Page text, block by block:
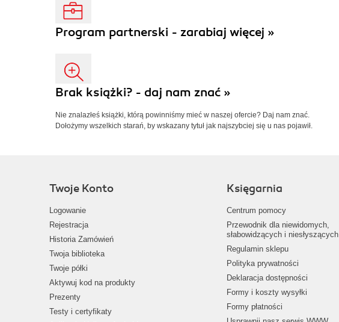
Program partnerski - zarabiaj więcej »
Brak książki? - daj nam znać »
Nie znalazłeś książki, którą powinniśmy mieć w naszej ofercie? Daj nam znać.
Dołożymy wszelkich starań, by wskazany tytuł jak najszybciej się u nas pojawił.
Twoje Konto
Logowanie
Rejestracja
Historia Zamówień
Twoja biblioteka
Twoje półki
Aktywuj kod na produkty
Prezenty
Testy i certyfikaty
Księgarnia
Centrum pomocy
Przewodnik dla niewidomych,
słabowidzących i niesłyszących
Regulamin sklepu
Polityka prywatności
Deklaracja dostępności
Formy i koszty wysyłki
Formy płatności